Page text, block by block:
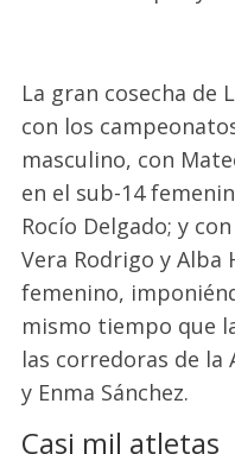
La gran cosecha de
con los
masculino, con
en el sub-14
Rocío Delgado; y
Vera Rodrigo y Alba
femenino,
mismo tiempo que
las corredoras de la
y Enma Sánchez.
Casi mil atletas